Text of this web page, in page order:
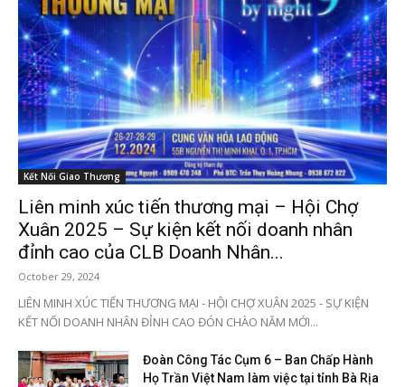
Kết Nối Giao Thương
Liên minh xúc tiến thương mại – Hội Chợ
Xuân 2025 – Sự kiện kết nối doanh nhân
đỉnh cao của CLB Doanh Nhân...
October 29, 2024
LIÊN MINH XÚC TIẾN THƯƠNG MẠI - HỘI CHỢ XUÂN 2025 - SỰ KIỆN
KẾT NỐI DOANH NHÂN ĐỈNH CAO ĐÓN CHÀO NĂM MỚI...
Đoàn Công Tác Cụm 6 – Ban Chấp Hành
Họ Trần Việt Nam làm việc tại tỉnh Bà Rịa